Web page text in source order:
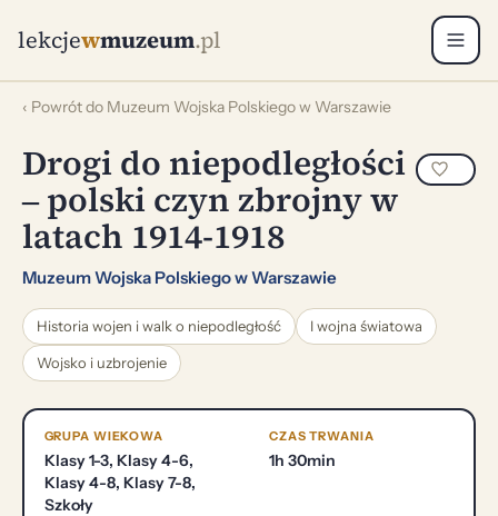
lekcjewmuzeum.pl
‹ Powrót do Muzeum Wojska Polskiego w Warszawie
Drogi do niepodległości
‒ polski czyn zbrojny w
latach 1914-1918
Muzeum Wojska Polskiego w Warszawie
Historia wojen i walk o niepodległość I wojna światowa
Wojsko i uzbrojenie
GRUPA WIEKOWA
Klasy 1-3, Klasy 4-6,
Klasy 4-8, Klasy 7-8,
Szkoły
CZAS TRWANIA
1h 30min